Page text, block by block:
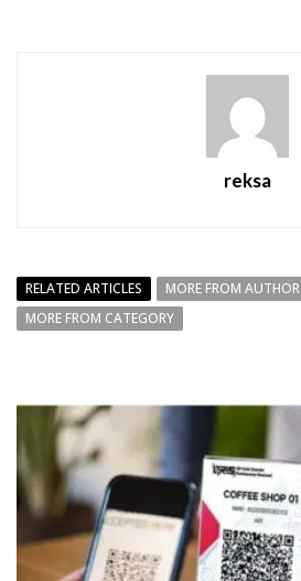
reksa
RELATED ARTICLES
MORE FROM AUTHOR
MORE FROM CATEGORY